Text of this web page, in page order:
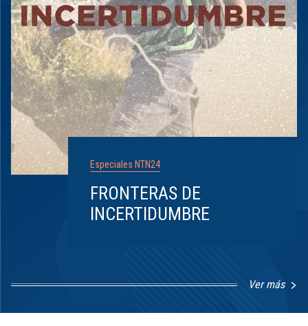
Especiales NTN24
FRONTERAS DE
INCERTIDUMBRE
Ver más
1